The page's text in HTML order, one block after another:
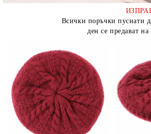
Всички поръчки пуснати
ден се предават